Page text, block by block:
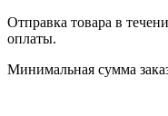
Отправка товара в
оплаты.
Минимальная сумма